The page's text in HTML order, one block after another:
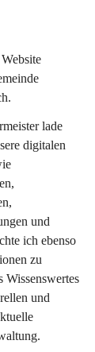
lade
digitalen
und
ich ebenso
zu
Wissenswertes
und